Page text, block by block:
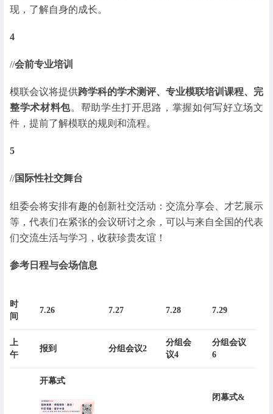
现，了解自身的成长。
4
//会前专业培训
模联会议将提供跨学科的学术测评、专业模联培训课程、完
整学术材料包。帮助学生打开思路，掌握如何写好立场文
件，提前了解模联的规则和流程。
5
//国际性社交舞台
组委会将安排有趣的创新社交活动：交流分享会、才艺展示
等，代表们在紧张的会议研讨之余，可以与来自全国的代表
们交流生活与学习，收获珍贵友谊！
参考日程与会场信息
时
间
7.26 7.27 7.28 7.29
上
午
报到 分组会议2
分组会
议4
分组会议
6
开幕式
闭幕式&